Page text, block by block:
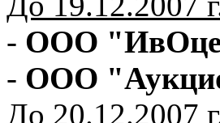
- ООО
- ООО
До 20.12.2007